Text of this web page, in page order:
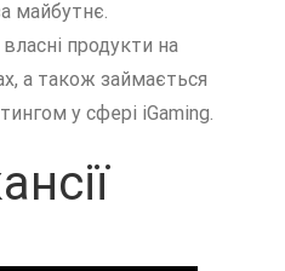
майбутнє.
продукти на
а також займається
у сфері iGaming.